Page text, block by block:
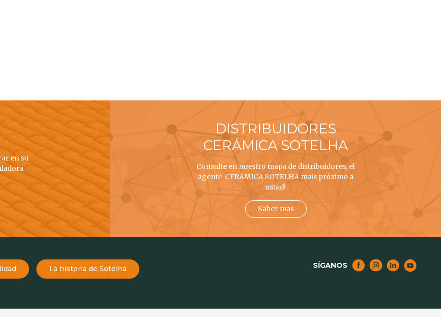
en su
DISTRIBUIDORES
CERÁMICA SOTELHA
Consulte en nuestro mapa de distribuidores, el
agente CERÁMICA SOTELHA mais próximo a
usted!
Saber mas
La historia de Sotelha SÍGANOS